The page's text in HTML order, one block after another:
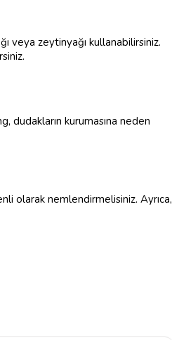
veya zeytinyağı kullanabilirsiniz.
dudakların kurumasına neden
olarak nemlendirmelisiniz. Ayrıca,